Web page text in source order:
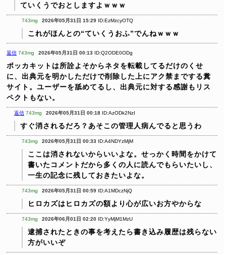
ていくうでおとしますよｗｗｗ
743mg 2026年05月31日 15:29 ID:EzMzcyOTQ
これがほんとの“ていくうおふ”でんねｗｗｗ
返信 743mg 2026年05月31日 00:13 ID:Q2ODE0ODg
ポッカキットは所詮よそからネタを転載してるだけのくせ
に、出典元を明かしただけで削除した上にアク禁までする糞
サイト。ユーザーを舐めてるし、出典元に対する感謝もリス
ペクトもない。
返信 743mg 2026年05月31日 00:18 ID:AzODk2NzI
すぐ消されるだろ？あそこの管理人病んでると思うわ
743mg 2026年05月31日 00:33 ID:A4NDYzMjM
ここは消されないからいいよな。せっかく時間をかけて
書いたコメントだから多くの人に読んでもらいたいし、
一生の記念に残しておきたいよな。
743mg 2026年05月31日 00:59 ID:A1MDczNjQ
ヒロカズはヒロカズの額より心が広いお方やからな
743mg 2026年06月01日 02:20 ID:YyMjM1MzU
逮捕されたときの事を考えたら書き込み履歴は残らない
方がいいぞ